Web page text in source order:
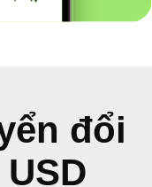
đổi